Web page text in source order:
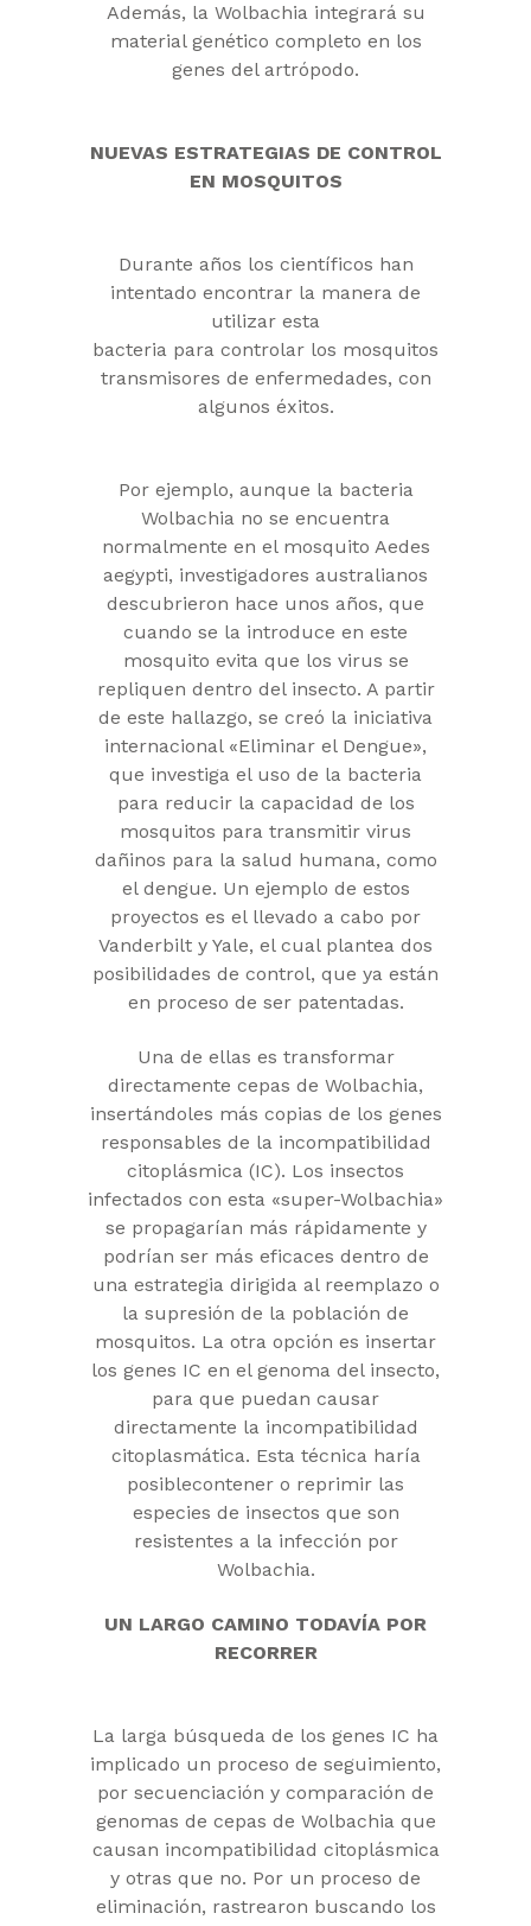
Además, la Wolbachia integrará su
material genético completo en los
genes del artrópodo.
NUEVAS ESTRATEGIAS DE CONTROL
EN MOSQUITOS
Durante años los científicos han
intentado encontrar la manera de
utilizar esta
bacteria para controlar los mosquitos
transmisores de enfermedades, con
algunos éxitos.
Por ejemplo, aunque la bacteria
Wolbachia no se encuentra
normalmente en el mosquito Aedes
aegypti, investigadores australianos
descubrieron hace unos años, que
cuando se la introduce en este
mosquito evita que los virus se
repliquen dentro del insecto. A partir
de este hallazgo, se creó la iniciativa
internacional «Eliminar el Dengue»,
que investiga el uso de la bacteria
para reducir la capacidad de los
mosquitos para transmitir virus
dañinos para la salud humana, como
el dengue. Un ejemplo de estos
proyectos es el llevado a cabo por
Vanderbilt y Yale, el cual plantea dos
posibilidades de control, que ya están
en proceso de ser patentadas.
Una de ellas es transformar
directamente cepas de Wolbachia,
insertándoles más copias de los genes
responsables de la incompatibilidad
citoplásmica (IC). Los insectos
infectados con esta «super-Wolbachia»
se propagarían más rápidamente y
podrían ser más eficaces dentro de
una estrategia dirigida al reemplazo o
la supresión de la población de
mosquitos. La otra opción es insertar
los genes IC en el genoma del insecto,
para que puedan causar
directamente la incompatibilidad
citoplasmática. Esta técnica haría
posiblecontener o reprimir las
especies de insectos que son
resistentes a la infección por
Wolbachia.
UN LARGO CAMINO TODAVÍA POR
RECORRER
La larga búsqueda de los genes IC ha
implicado un proceso de seguimiento,
por secuenciación y comparación de
genomas de cepas de Wolbachia que
causan incompatibilidad citoplásmica
y otras que no. Por un proceso de
eliminación, rastrearon buscando los